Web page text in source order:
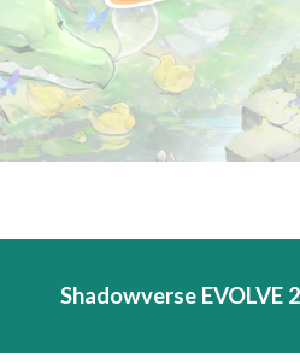
Shadowverse EVOLVE